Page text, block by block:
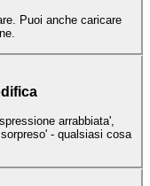
Puoi anche caricare
arrabbiata',
- qualsiasi cosa